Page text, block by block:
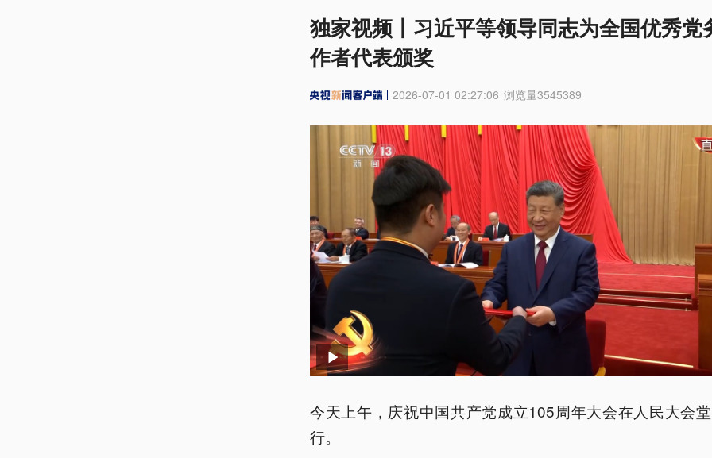
独家视频丨习近平等领导同志为全国优秀党
作者代表颁奖
2026-07-01 02:27:06 浏览量3545389
今天上午，庆祝中国共产党成立105周年大会在人民大会
行。